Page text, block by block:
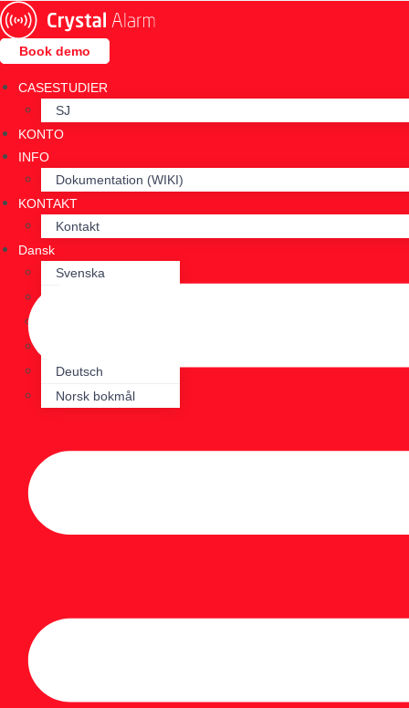
Skip
to
contentBook demo
CASESTUDIER
SJ
KONTO
INFO
Dokumentation (WIKI)
KONTAKT
Kontakt
Dansk
Svenska
Deutsch
Norsk bokmål